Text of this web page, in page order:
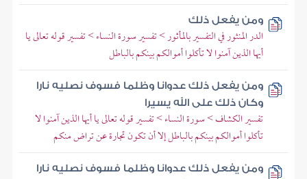
ومن يفعل ذلك
الدر المنثور في التفسير بالمأثور > تفسير سورة النساء > تفسير قوله تعالى يا
أيها الذين آمنوا لا تأكلوا أموالكم بينكم بالباطل
ومن يفعل ذلك عدوانا وظلما فسوف نصليه نارا
وكان ذلك على الله يسيرا
تفسير الكشاف > سورة النساء > تفسير قوله تعالى يا أيها الذين آمنوا لا
تأكلوا أموالكم بينكم بالباطل إلا أن تكون تجارة عن تراض منكم
ومن يفعل ذلك عدوانا وظلما فسوف نصليه نارا